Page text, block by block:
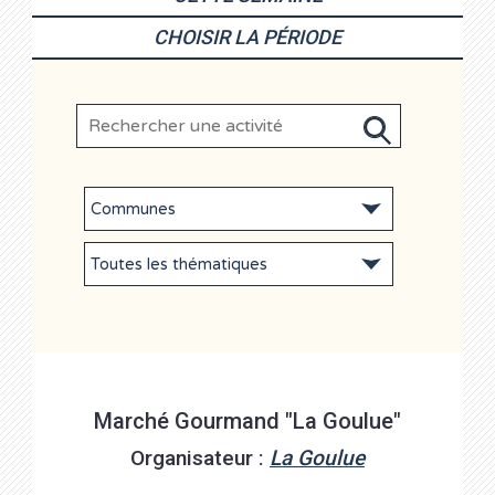
CHOISIR LA PÉRIODE
Marché Gourmand "La Goulue"
Organisateur : La Goulue